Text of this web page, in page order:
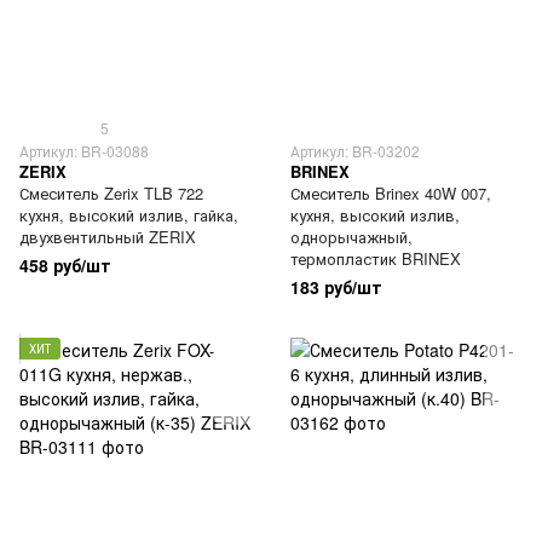
5
Артикул: BR-03088
ZERIX
Смеситель Zerix TLB 722
кухня, высокий излив, гайка,
двухвентильный ZERIX
458 руб/шт
Артикул: BR-03202
BRINEX
Смеситель Brinex 40W 007,
кухня, высокий излив,
однорычажный,
термопластик BRINEX
183 руб/шт
ХИТ